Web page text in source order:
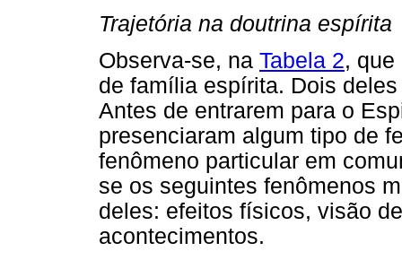
Trajetória na doutrina espírita
Observa-se, na Tabela 2, que
de família espírita. Dois
Antes de entrarem para o
presenciaram algum tipo de
fenômeno particular em
se os seguintes fenômenos
deles: efeitos físicos, visão
acontecimentos.